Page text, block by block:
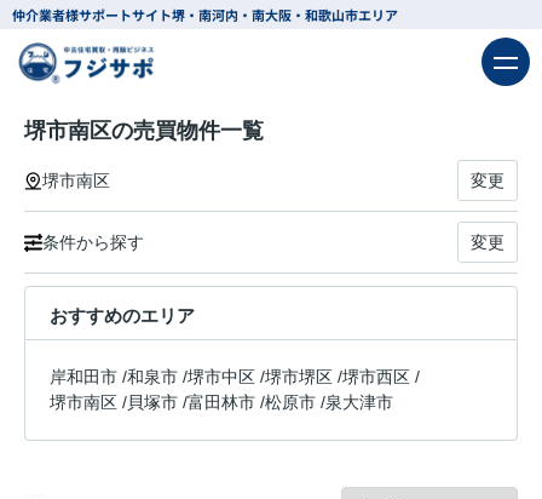
仲介業者様サポートサイト堺・南河内・南大阪・和歌山市エリア
堺市南区の売買物件一覧
堺市南区 変更
条件から探す 変更
おすすめのエリア
岸和田市 /和泉市 /堺市中区 /堺市堺区 /堺市西区 /
堺市南区 /貝塚市 /富田林市 /松原市 /泉大津市